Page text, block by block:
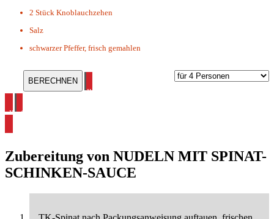
2 Stück Knoblauchzehen
Salz
schwarzer Pfeffer, frisch gemahlen
alle Pasta Rezepte ansehen
alle Spinatrezepte ansehen
Zubereitung von NUDELN MIT SPINAT-
SCHINKEN-SAUCE